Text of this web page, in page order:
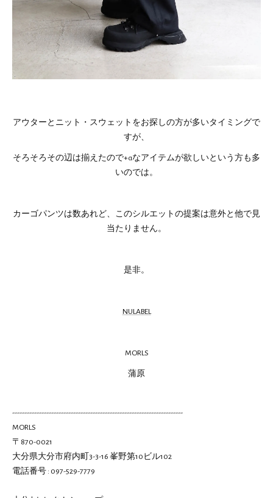
アウターとニット・スウェットをお探しの方が多いタイミングで
すが、
そろそろその辺は揃えたので+αなアイテムが欲しいという方も多
いのでは。
カーゴパンツは数あれど、このシルエットの提案は意外と他で見
当たりません。
是非。
NULABEL
MORLS
蒲原
----------------------------------------------------------------------
MORLS
〒870-0021
大分県大分市府内町3-3-16 峯野第10ビル102
電話番号 : 097-529-7779